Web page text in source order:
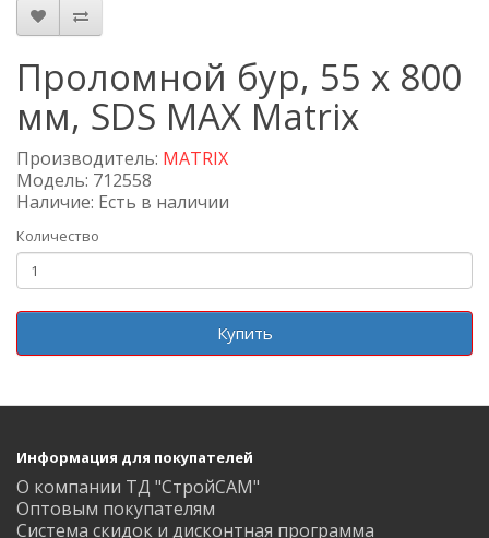
Проломной бур, 55 х 800
мм, SDS MAX Matrix
Производитель: MATRIX
Модель: 712558
Наличие: Есть в наличии
Количество
Купить
Информация для покупателей
О компании ТД "СтройСАМ"
Оптовым покупателям
Система скидок и дисконтная программа